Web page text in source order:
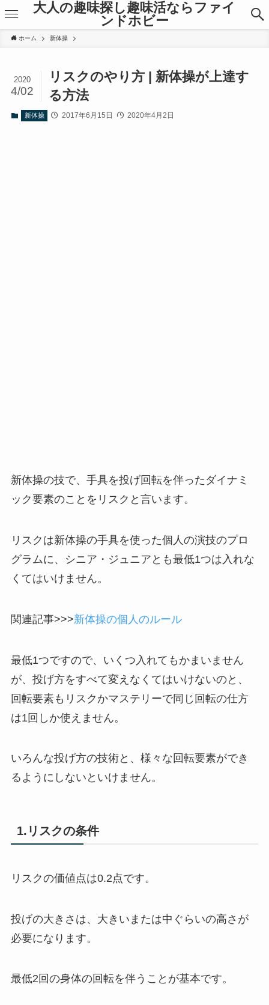
大人の趣味探し趣味活ならファイ
ンドホビー
ホーム 新体操
リスクのやり方 | 新体操が上達す
る方法
2020
4/02
新体操 2017年6月15日 2020年4月2日
新体操の技で、手具を投げ回転を伴ったダイナミ
ック要素のことをリスクと言います。
リスクは新体操の手具を使った個人の演技のプロ
グラムに、シニア・ジュニアとも最低1つは入れな
くてはいけません。
関連記事>>>新体操の個人のルール
最低1つですので、いくつ入れてもかまいません
が、投げ方をすべて変えなくてはいけないのと、
回転要素もリスクかマステリーで同じ回転の仕方
は1回しか使えません。
いろんな投げ方の技術と、様々な回転要素ができ
るようにしないといけません。
1.リスクの条件
リスクの価値点は0.2点です。
投げの大きさは、大きいまたは中ぐらいの高さが
必要になります。
最低2回の身体の回転を伴うことが基本です。